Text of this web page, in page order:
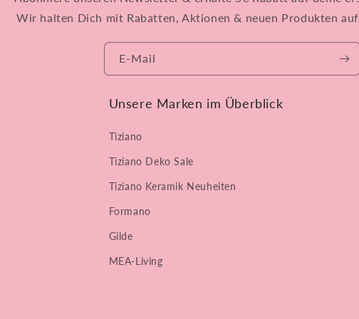
Wir halten Dich mit Rabatten, Aktionen & neuen Produkten
E-Mail
Unsere Marken im Überblick
Tiziano
Tiziano Deko Sale
Tiziano Keramik Neuheiten
Formano
Gilde
MEA-Living